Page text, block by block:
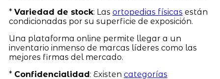
* Variedad de stock: Las ortopedias físicas están
condicionadas por su superficie de exposición.
Una plataforma online permite llegar a un
inventario inmenso de marcas líderes como las
mejores firmas del mercado.
* Confidencialidad: Existen categorías